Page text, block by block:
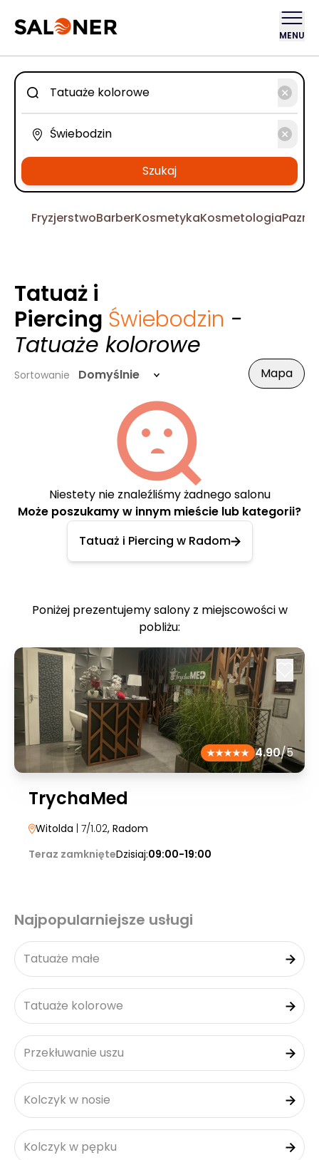
MENU
Szukaj
FryzjerstwoBarberKosmetykaKosmetologia
Tatuaż i
Piercing Świebodzin -
Tatuaże kolorowe
Sortowanie Domyślnie Mapa
Niestety nie znaleźliśmy żadnego salonu
Może poszukamy w innym mieście lub kategorii?
Tatuaż i Piercing w Radom
Poniżej prezentujemy salony z miejscowości w
pobliżu:
4.90/5
TrychaMed
Witolda | 7/1.02, Radom
Teraz zamknięteDzisiaj:09:00-19:00
Najpopularniejsze usługi
Tatuaże małe
Tatuaże kolorowe
Przekłuwanie uszu
Kolczyk w nosie
Kolczyk w pępku